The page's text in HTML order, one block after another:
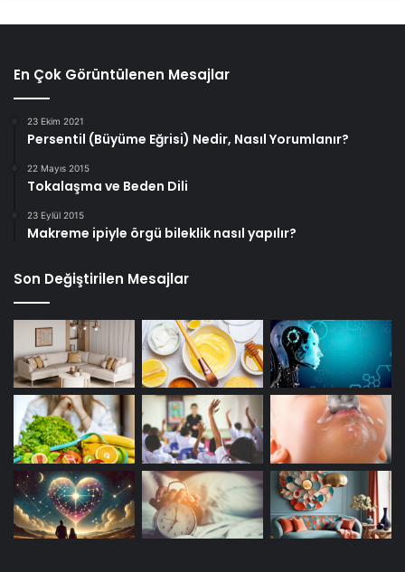
En Çok Görüntülenen Mesajlar
23 Ekim 2021
Persentil (Büyüme Eğrisi) Nedir, Nasıl Yorumlanır?
22 Mayıs 2015
Tokalaşma ve Beden Dili
23 Eylül 2015
Makreme ipiyle örgü bileklik nasıl yapılır?
Son Değiştirilen Mesajlar